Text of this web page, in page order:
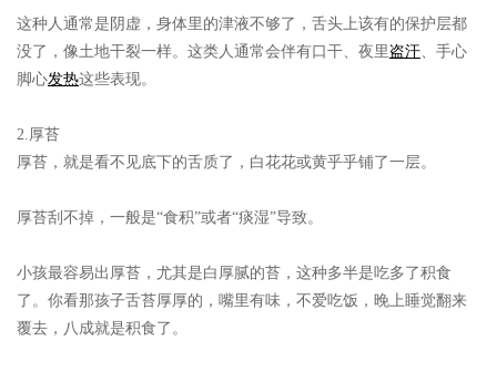
这种人通常是阴虚，身体里的津液不够了，舌头上该有的保护层都
没了，像土地干裂一样。这类人通常会伴有口干、夜里 盗汗、手心
脚心发热这些表现。
2.厚苔
厚苔，就是看不见底下的舌质了，白花花或黄乎乎铺了一层。
厚苔刮不掉，一般是“食积”或者“痰湿”导致。
小孩最容易出厚苔，尤其是白厚腻的苔，这种多半是吃多了积食
了。你看那孩子舌苔厚厚的，嘴里有味，不爱吃饭，晚上睡觉翻来
覆去，八成就是积食了。